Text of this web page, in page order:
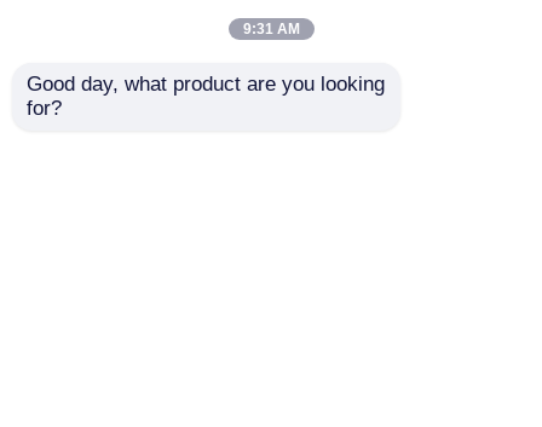
GB/T5783-M12x28 ボ
9:31 AM
Good day, what product are you looking
for?